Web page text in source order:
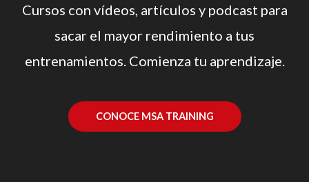
Cursos con vídeos, artículos y podcast para
sacar el mayor rendimiento a tus
entrenamientos. Comienza tu aprendizaje.
CONOCE MSA TRAINING